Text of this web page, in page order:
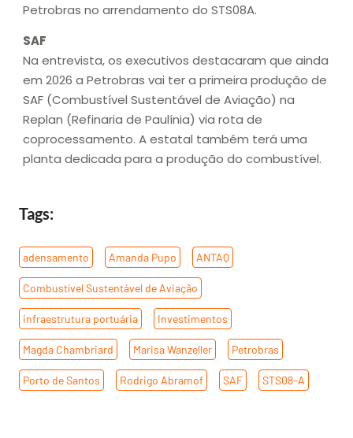
Petrobras no arrendamento do STS08A.
SAF
Na entrevista, os executivos destacaram que ainda
em 2026 a Petrobras vai ter a primeira produção de
SAF (Combustível Sustentável de Aviação) na
Replan (Refinaria de Paulínia) via rota de
coprocessamento. A estatal também terá uma
planta dedicada para a produção do combustível.
Tags:
adensamento Amanda Pupo ANTAQ
Combustível Sustentável de Aviação
infraestrutura portuária Investimentos
Magda Chambriard Marisa Wanzeller Petrobras
Porto de Santos Rodrigo Abramof SAF STS08-A